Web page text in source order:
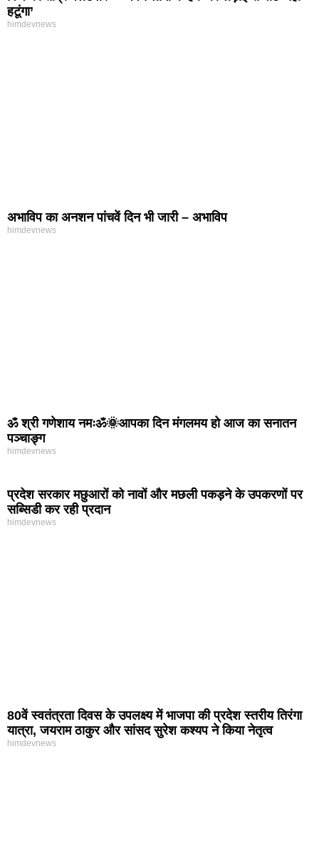
हटूंगा’
himdevnews
अभाविप का अनशन पांचवें दिन भी जारी – अभाविप
himdevnews
ॐ श्री गणेशाय नमःॐ🌞आपका दिन मंगलमय हो आज का सनातन
पञ्चाङ्ग
himdevnews
प्रदेश सरकार मछुआरों को नावों और मछली पकड़ने के उपकरणों पर
सब्सिडी कर रही प्रदान
himdevnews
80वें स्वतंत्रता दिवस के उपलक्ष्य में भाजपा की प्रदेश स्तरीय तिरंगा
यात्रा, जयराम ठाकुर और सांसद सुरेश कश्यप ने किया नेतृत्व
himdevnews